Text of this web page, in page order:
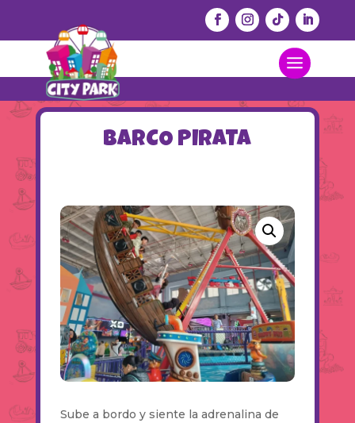
BARCO PIRATA
Sube a bordo y siente la adrenalina de